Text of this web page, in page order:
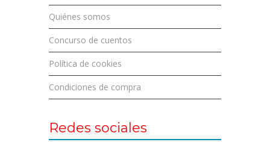
Quiénes somos
Concurso de cuentos
Política de cookies
Condiciones de compra
Redes sociales